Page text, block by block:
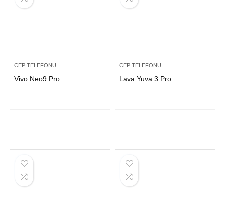
CEP TELEFONU
Vivo Neo9 Pro
CEP TELEFONU
Lava Yuva 3 Pro